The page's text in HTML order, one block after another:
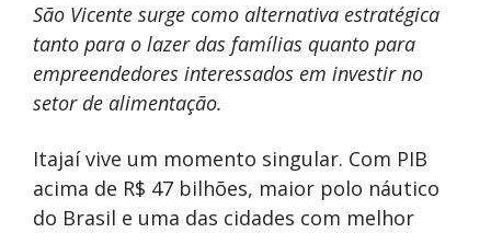
São Vicente surge como alternativa estratégica
tanto para o lazer das famílias quanto para
empreendedores interessados em investir no
setor de alimentação.
Itajaí vive um momento singular. Com PIB
acima de R$ 47 bilhões, maior polo náutico
do Brasil e uma das cidades com melhor